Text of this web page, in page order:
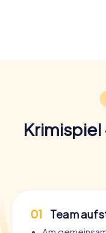
01 Team